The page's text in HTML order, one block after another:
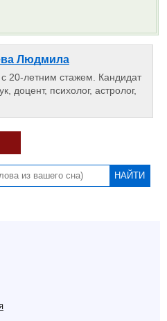
Людмила
20-летним стажем. Кандидат
доцент, психолог, астролог,